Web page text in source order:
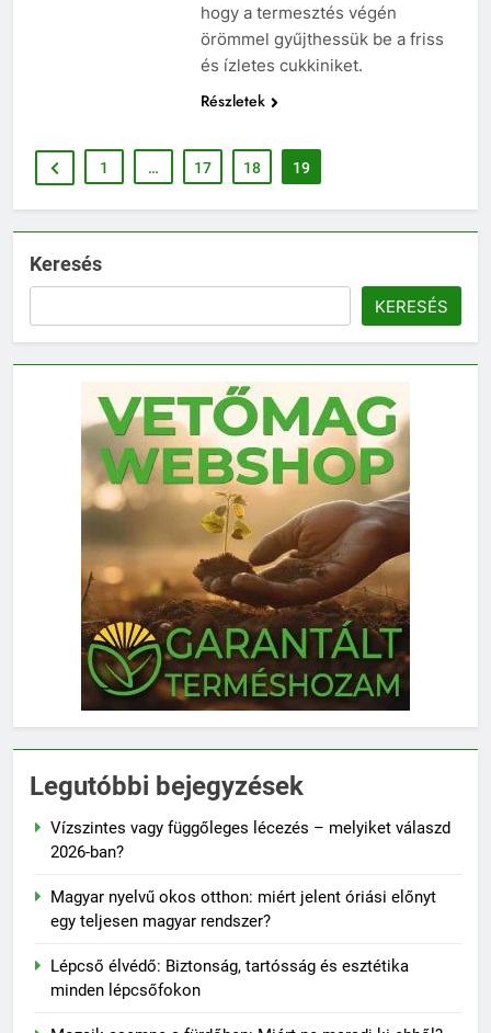
hogy a termesztés végén
örömmel gyűjthessük be a friss
és ízletes cukkiniket.
Részletek
1 … 17 18 19
Keresés
KERESÉS
Legutóbbi bejegyzések
Vízszintes vagy függőleges lécezés – melyiket válaszd
2026-ban?
Magyar nyelvű okos otthon: miért jelent óriási előnyt
egy teljesen magyar rendszer?
Lépcső élvédő: Biztonság, tartósság és esztétika
minden lépcsőfokon